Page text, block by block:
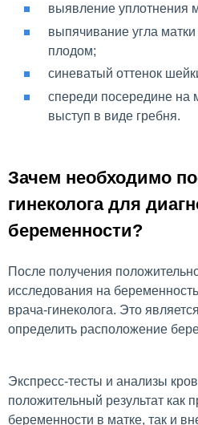
выявление уплотнения
выпячивание угла
плодом;
синеватый оттенок
спереди посередине на
выступ в виде гребня.
Зачем необходимо
гинеколога для
беременности?
После получения
исследования на
врача-гинеколога. Это
определить расположение
Экспресс-тесты и анализы
положительный результат как
беременности в матке, так и